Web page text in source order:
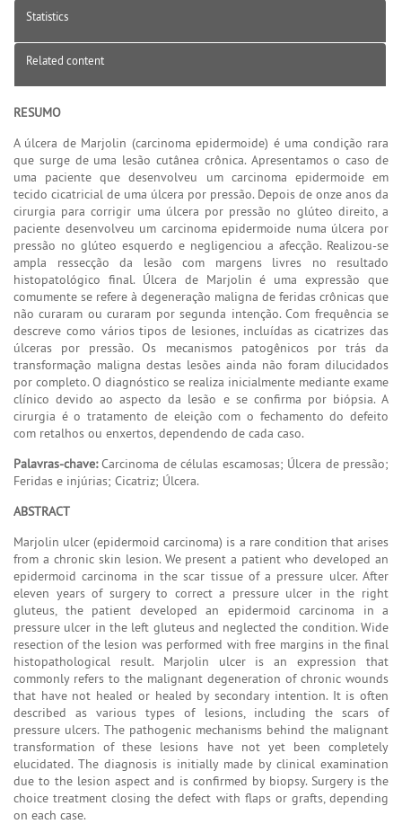
Statistics
Related content
RESUMO
A úlcera de Marjolin (carcinoma epidermoide) é uma condição rara
que surge de uma lesão cutânea crônica. Apresentamos o caso de
uma paciente que desenvolveu um carcinoma epidermoide em
tecido cicatricial de uma úlcera por pressão. Depois de onze anos da
cirurgia para corrigir uma úlcera por pressão no glúteo direito, a
paciente desenvolveu um carcinoma epidermoide numa úlcera por
pressão no glúteo esquerdo e negligenciou a afecção. Realizou-se
ampla ressecção da lesão com margens livres no resultado
histopatológico final. Úlcera de Marjolin é uma expressão que
comumente se refere à degeneração maligna de feridas crônicas que
não curaram ou curaram por segunda intenção. Com frequência se
descreve como vários tipos de lesiones, incluídas as cicatrizes das
úlceras por pressão. Os mecanismos patogênicos por trás da
transformação maligna destas lesões ainda não foram dilucidados
por completo. O diagnóstico se realiza inicialmente mediante exame
clínico devido ao aspecto da lesão e se confirma por biópsia. A
cirurgia é o tratamento de eleição com o fechamento do defeito
com retalhos ou enxertos, dependendo de cada caso.
Palavras-chave:Carcinoma de células escamosas; Úlcera de pressão;
Feridas e injúrias; Cicatriz; Úlcera.
ABSTRACT
Marjolin ulcer (epidermoid carcinoma) is a rare condition that arises
from a chronic skin lesion. We present a patient who developed an
epidermoid carcinoma in the scar tissue of a pressure ulcer. After
eleven years of surgery to correct a pressure ulcer in the right
gluteus, the patient developed an epidermoid carcinoma in a
pressure ulcer in the left gluteus and neglected the condition. Wide
resection of the lesion was performed with free margins in the final
histopathological result. Marjolin ulcer is an expression that
commonly refers to the malignant degeneration of chronic wounds
that have not healed or healed by secondary intention. It is often
described as various types of lesions, including the scars of
pressure ulcers. The pathogenic mechanisms behind the malignant
transformation of these lesions have not yet been completely
elucidated. The diagnosis is initially made by clinical examination
due to the lesion aspect and is confirmed by biopsy. Surgery is the
choice treatment closing the defect with flaps or grafts, depending
on each case.